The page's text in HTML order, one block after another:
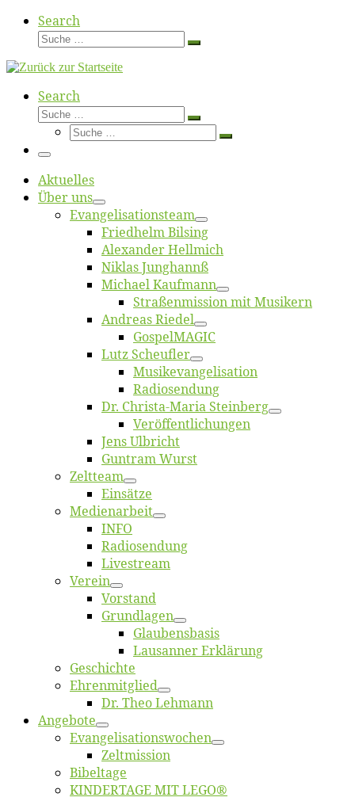
Search
Suche
Suche
Search
Suche
Suche
Suche
Suche
Menü
Ak­tu­el­les
Über uns
Evangelisa­tions­team
Fried­helm Bilsing
Alex­an­der Hellmich
Ni­klas Junghannß
Mi­cha­el Kaufmann
Straßenmis­sion mit Musikern
An­dre­as Riedel
Gos­pel­MA­GIC
Lutz Scheuf­ler
Musikevan­ge­li­sa­tion
Ra­dio­sen­dung
Dr. Chris­­ta-Ma­ria Steinberg
Ver­öf­fent­li­chun­gen
Jens Ulb­richt
Gun­tram Wurst
Zelt­team
Ein­sät­ze
Me­di­en­ar­beit
INFO
Ra­dio­sen­dung
Live­stream
Ver­ein
Vor­stand
Grund­la­gen
Glaubens­ba­sis
Lausan­ner Erklärung
Ge­schich­te
Eh­ren­mit­glied
Dr. Theo Lehmann
An­ge­bo­te
Evangelisa­tions­wo­chen
Zelt­mis­si­on
Bi­bel­ta­ge
KINDERTAGE MIT LEGO®